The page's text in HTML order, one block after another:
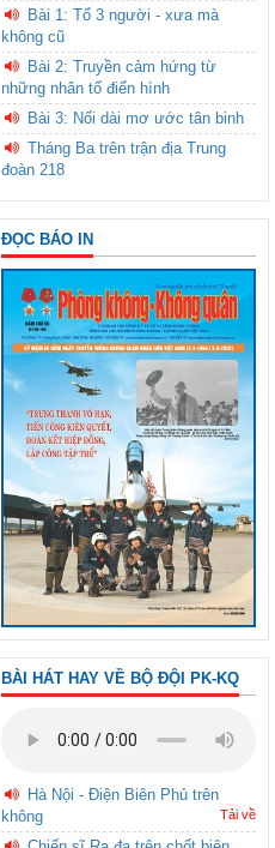
Bài 1: Tổ 3 người - xưa mà
không cũ
Bài 2: Truyền cảm hứng từ
những nhân tố điển hình
Bài 3: Nối dài mơ ước tân binh
Tháng Ba trên trận địa Trung
đoàn 218
ĐỌC BÁO IN
BÀI HÁT HAY VỀ BỘ ĐỘI PK-KQ
Hà Nội - Điện Biên Phủ trên
không
Tải về